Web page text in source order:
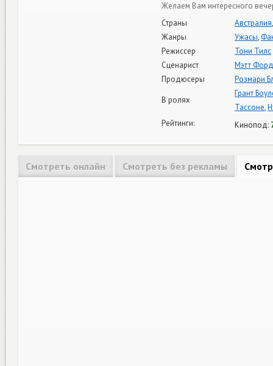
Желаем Вам интересного
Страны
Австралия
Жанры
Ужасы,
Режиссер
Тони Тилс
Сценарист
Мэтт Форд
Продюсеры
Розмари
В ролях
Грант
Тассоне,
Рейтинги:
Кинопод:
Смотреть онлайн Смотреть без рекламы